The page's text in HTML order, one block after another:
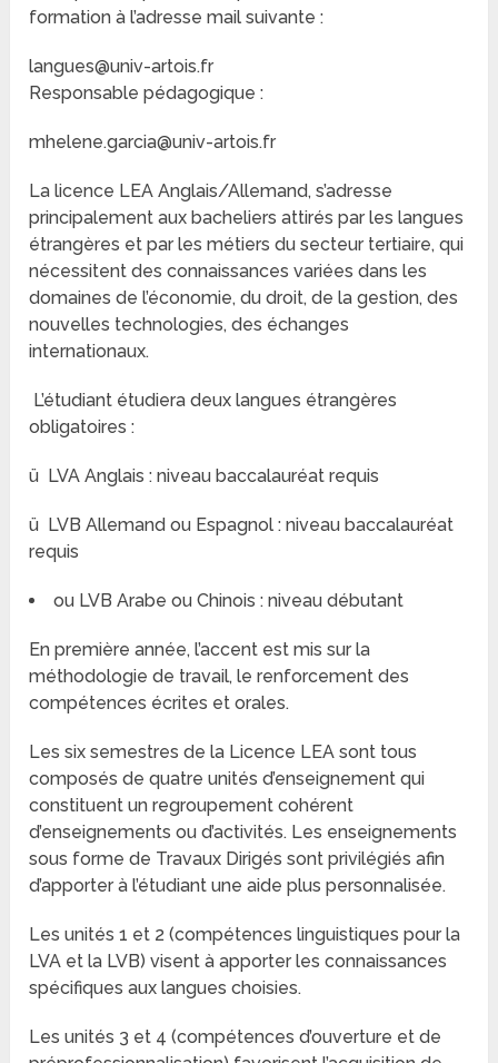
formation à l’adresse mail suivante :
langues@univ-artois.fr
Responsable pédagogique :
mhelene.garcia@univ-artois.fr
La licence LEA Anglais/Allemand, s’adresse
principalement aux bacheliers attirés par les langues
étrangères et par les métiers du secteur tertiaire, qui
nécessitent des connaissances variées dans les
domaines de l’économie, du droit, de la gestion, des
nouvelles technologies, des échanges
internationaux.
L’étudiant étudiera deux langues étrangères
obligatoires :
ü LVA Anglais : niveau baccalauréat requis
ü LVB Allemand ou Espagnol : niveau baccalauréat
requis
ou LVB Arabe ou Chinois : niveau débutant
En première année, l’accent est mis sur la
méthodologie de travail, le renforcement des
compétences écrites et orales.
Les six semestres de la Licence LEA sont tous
composés de quatre unités d’enseignement qui
constituent un regroupement cohérent
d’enseignements ou d’activités. Les enseignements
sous forme de Travaux Dirigés sont privilégiés afin
d’apporter à l’étudiant une aide plus personnalisée.
Les unités 1 et 2 (compétences linguistiques pour la
LVA et la LVB) visent à apporter les connaissances
spécifiques aux langues choisies.
Les unités 3 et 4 (compétences d’ouverture et de